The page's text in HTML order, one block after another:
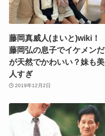
藤岡真威人(まいと)wiki！
藤岡弘の息子でイケメンだ
が天然でかわいい？妹も美
人すぎ
2019年12月2日